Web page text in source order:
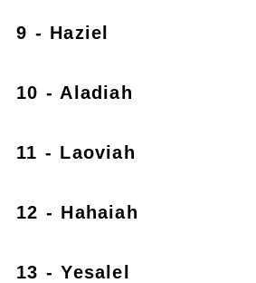
9 - Haziel
10 - Aladiah
11 - Laoviah
12 - Hahaiah
13 - Yesalel